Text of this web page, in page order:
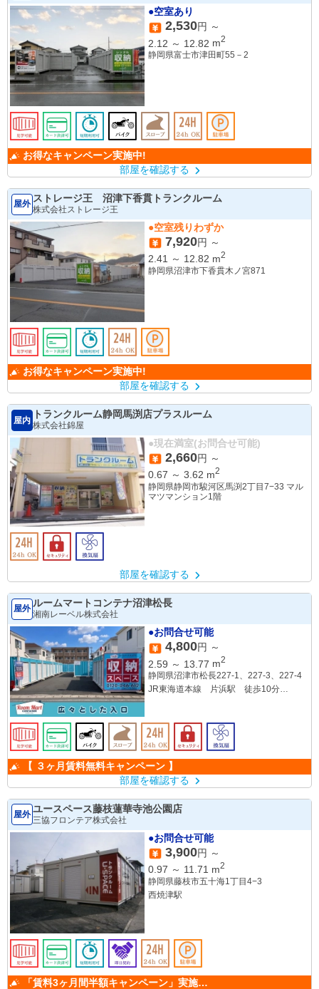
●空室あり
2,530円 ～
2.12 ～ 12.82 m2
静岡県富士市津田町55－2
お得なキャンペーン実施中!
部屋を確認する
屋外 ストレージ王 沼津下香貫トランクルーム
株式会社ストレージ王
●空室残りわずか
7,920円 ～
2.41
～ 12.82 m2
静岡県沼津市下香貫木ノ宮871
お得なキャンペーン実施中!
部屋を確認する
屋内
トランクルーム静岡馬渕店プラスルーム
株式会社錦屋
●現在満室(お問合せ可能)
2,660円 ～
0.67 ～ 3.62 m2
静岡県静岡市駿河区馬渕2丁目7−33 マル
マツマンション1階
部屋を確認する
屋外 ルームマートコンテナ沼津松長
湘南レーベル株式会社
●お問合せ可能
4,800円 ～
2.59 ～ 13.77 m2
静岡県沼津市松長227-1、227-3、227-4
JR東海道本線 片浜駅 徒歩10分
【 ３ヶ月賃料無料キャンペーン 】
部屋を確認する
屋外 ユースペース藤枝蓮華寺池公園店
三協フロンテア株式会社
●お問合せ可能
3,900円 ～
0.97 ～ 11.71 m2
静岡県藤枝市五十海1丁目4−3
西焼津駅